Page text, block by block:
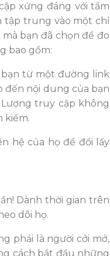
xứng đáng với tầm
tập trung vào một chỉ
bạn đã chọn để đo
bao gồm:
từ một đường link
đến nội dung của bạn
Lượng truy cập không
kiếm.
hệ của họđể đổi lấy
Dành thời gian trên
dõi họ.
phải là người cởi mở,
cách bắt đầu những